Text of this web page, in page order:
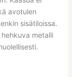
avotulen
sisätiloissa.
metalli